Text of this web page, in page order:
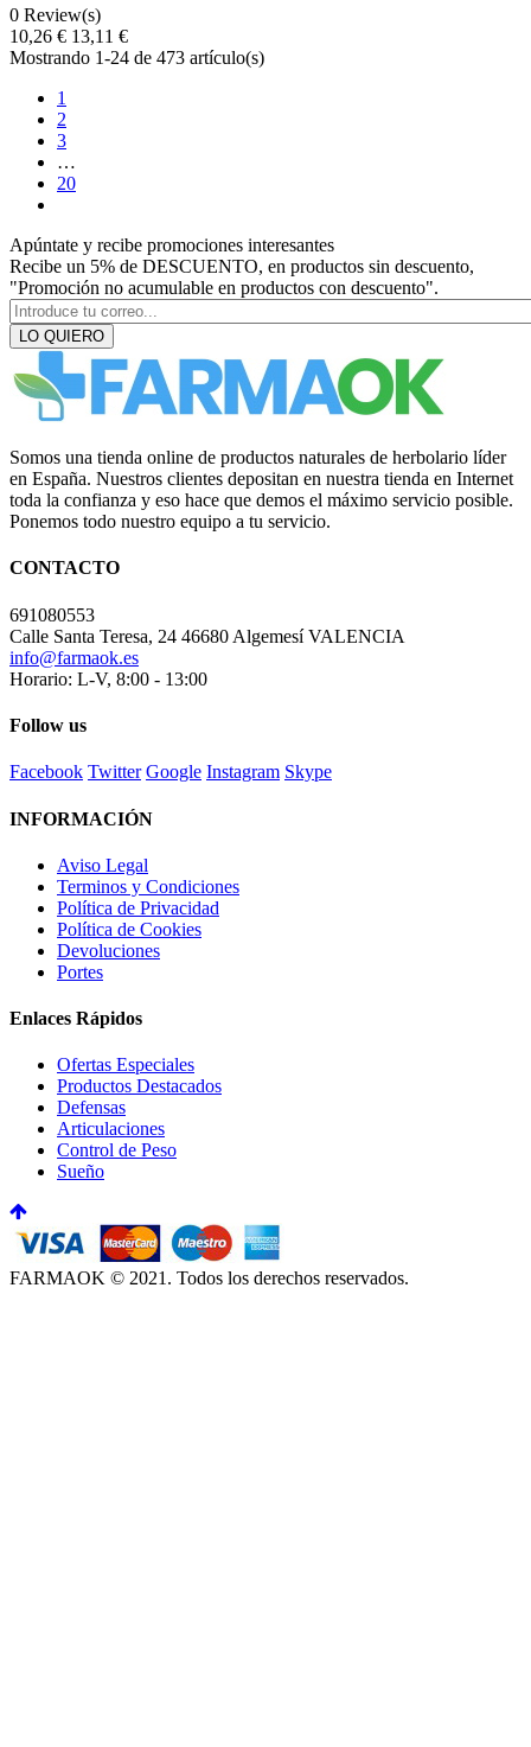
0 Review(s)
Precio
10,26 € 13,11 €
Mostrando 1-24 de 473 artículo(s)
1
2
3
…
20
Apúntate y recibe promociones interesantes
Recibe un 5% de DESCUENTO, en productos sin descuento,
"Promoción no acumulable en productos con descuento".
LO QUIERO
Somos una tienda online de productos naturales de herbolario líder
en España. Nuestros clientes depositan en nuestra tienda en Internet
toda la confianza y eso hace que demos el máximo servicio posible.
Ponemos todo nuestro equipo a tu servicio.
CONTACTO
691080553
Calle Santa Teresa, 24 46680 Algemesí VALENCIA
info@farmaok.es
Horario: L-V, 8:00 - 13:00
Follow us
Facebook Twitter Google Instagram Skype
INFORMACIÓN
Aviso Legal
Terminos y Condiciones
Política de Privacidad
Política de Cookies
Devoluciones
Portes
Enlaces Rápidos
Ofertas Especiales
Productos Destacados
Defensas
Articulaciones
Control de Peso
Sueño
FARMAOK © 2021. Todos los derechos reservados.